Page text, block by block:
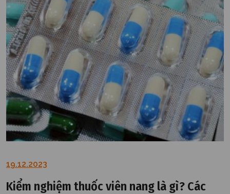
19.12.2023
Kiểm nghiệm thuốc viên nang là gì? Các